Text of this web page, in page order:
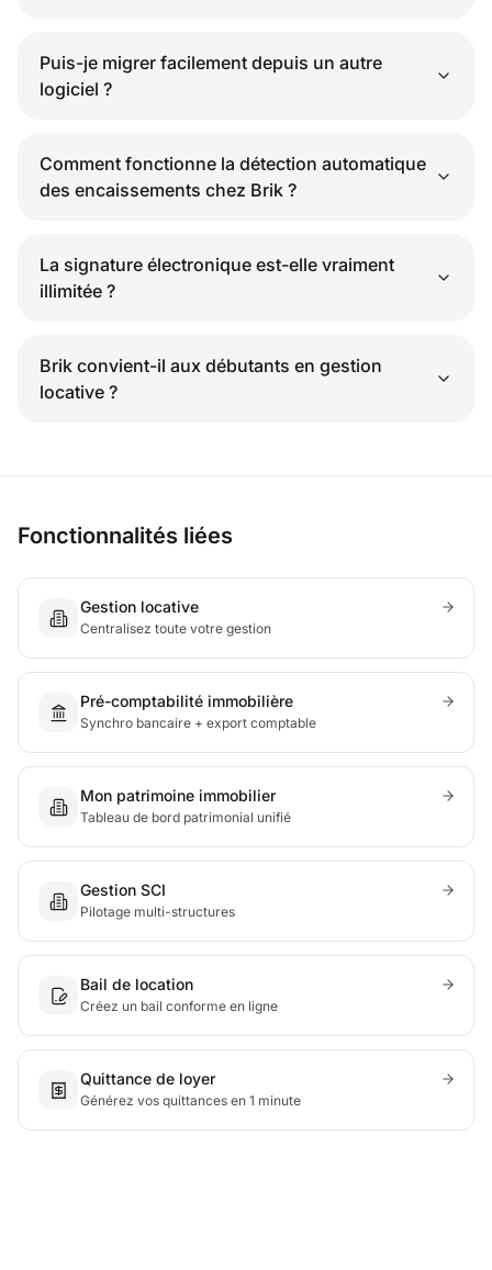
Puis-je migrer facilement depuis un autre
logiciel ?
Comment fonctionne la détection automatique
des encaissements chez Brik ?
La signature électronique est-elle vraiment
illimitée ?
Brik convient-il aux débutants en gestion
locative ?
Fonctionnalités liées
Gestion locative
Centralisez toute votre gestion
Pré-comptabilité immobilière
Synchro bancaire + export comptable
Mon patrimoine immobilier
Tableau de bord patrimonial unifié
Gestion SCI
Pilotage multi-structures
Bail de location
Créez un bail conforme en ligne
Quittance de loyer
Générez vos quittances en 1 minute